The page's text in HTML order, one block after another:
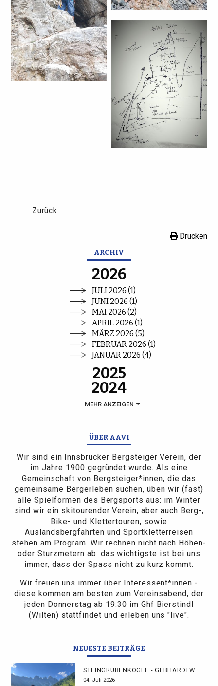
Zurück
Drucken
ARCHIV
2026
JULI 2026 (1)
JUNI 2026 (1)
MAI 2026 (2)
APRIL 2026 (1)
MÄRZ 2026 (5)
FEBRUAR 2026 (1)
JANUAR 2026 (4)
2025
2024
MEHR ANZEIGEN
ÜBER AAVI
Wir sind ein Innsbrucker Bergsteiger Verein, der
im Jahre 1900 gegründet wurde. Als eine
Gemeinschaft von Bergsteiger*innen, die das
gemeinsame Bergerleben suchen, üben wir (fast)
alle Spielformen des Bergsports aus: im Winter
sind wir ein skitourender Verein, aber auch Berg-,
Bike- und Klettertouren, sowie
Auslandsbergfahrten und Sportkletterreisen
stehen am Program. Wir rechnen nicht nach Höhen-
oder Sturzmetern ab: das wichtigste ist bei uns
immer, dass der Spass nicht zu kurz kommt.
Wir freuen uns immer über Interessent*innen -
diese kommen am besten zum Vereinsabend, der
jeden Donnerstag ab 19:30 im Ghf Bierstindl
(Wilten) stattfindet und erleben uns "live".
NEUESTE BEITRÄGE
STEINGRUBENKOGEL - GEBHARDTWEG
04. Juli 2026